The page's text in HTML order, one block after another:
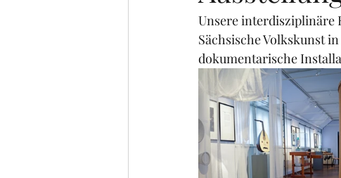
Unsere interdisziplinäre
Sächsische Volkskunst
dokumentarische